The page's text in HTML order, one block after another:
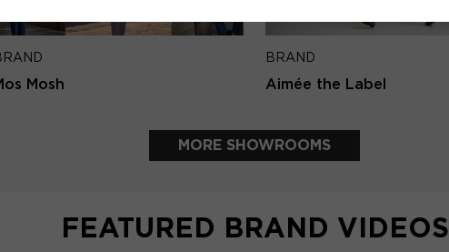
Mosh
BRAND
Aimée the Label
MORE SHOWROOMS
FEATURED BRAND VIDEOS